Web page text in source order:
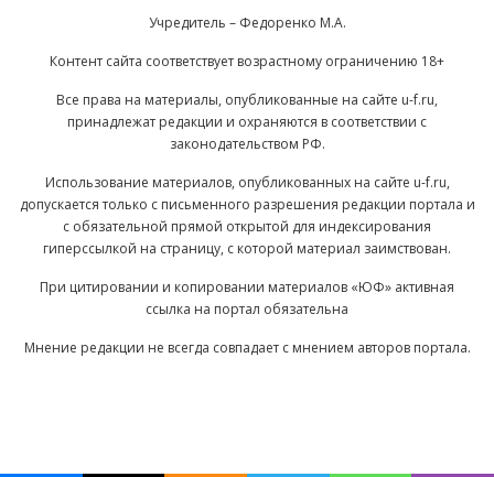
Учредитель – Федоренко М.А.
Контент сайта соответствует возрастному ограничению 18+
Все права на материалы, опубликованные на сайте u-f.ru,
принадлежат редакции и охраняются в соответствии с
законодательством РФ.
Использование материалов, опубликованных на сайте u-f.ru,
допускается только с письменного разрешения редакции портала и
с обязательной прямой открытой для индексирования
гиперссылкой на страницу, с которой материал заимствован.
При цитировании и копировании материалов «ЮФ» активная
ссылка на портал обязательна
Мнение редакции не всегда совпадает с мнением авторов портала.